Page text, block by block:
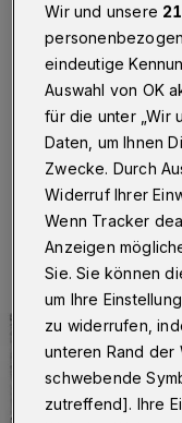
Wuppertal· Die
reparieren ab
der Rubensstraße
Gräfrather Straße
20.11.2023 , 12:30
Wir und unsere
eindeutige
Auswahl von OK
für die unter „Wir
Daten, um Ihnen
Zwecke. Durch
Widerruf Ihrer
Wenn Tracker
Anzeigen
Sie. Sie können
um Ihre
zu widerrufen,
unteren Rand
schwebende
zutreffend]. Ihre